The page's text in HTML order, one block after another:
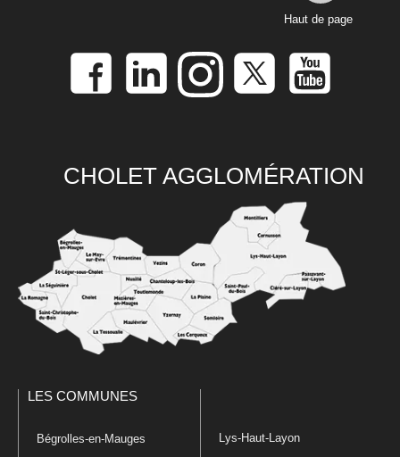
Haut de page
CHOLET AGGLOMÉRATION
LES COMMUNES
Bégrolles-en-Mauges Lys-Haut-Layon